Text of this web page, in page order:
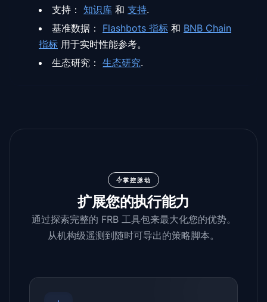
支持： 知识库 和 支持.
基准数据：
Flashbots 指标 和 BNB Chain
指标 用于实时性能参考。
生态研究： 生态研究.
掌控脉动
扩展您的执行能力
通过探索完整的 FRB 工具包来最大化您的优势。
从机构级遥测到随时可导出的策略脚本。